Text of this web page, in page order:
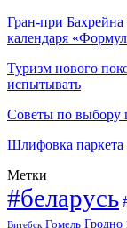
Гран-при
календаря
Туризм нового
испытывать
Советы по выбору
Шлифовка паркета
Метки
#беларусь
Витебск Гомель Гродно